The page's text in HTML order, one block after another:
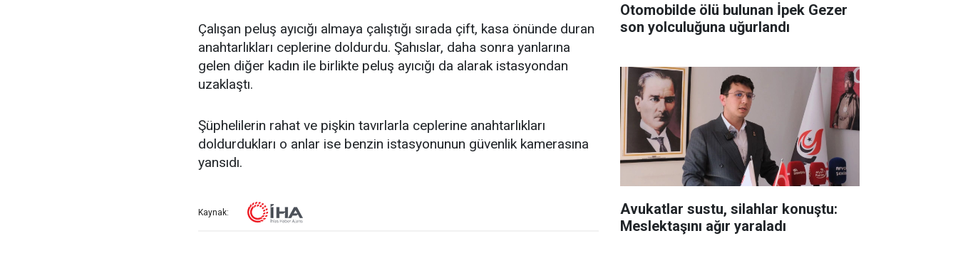
Çalışan peluş ayıcığı almaya çalıştığı sırada çift, kasa önünde duran
anahtarlıkları ceplerine doldurdu. Şahıslar, daha sonra yanlarına
gelen diğer kadın ile birlikte peluş ayıcığı da alarak istasyondan
uzaklaştı.
Şüphelilerin rahat ve pişkin tavırlarla ceplerine anahtarlıkları
doldurdukları o anlar ise benzin istasyonunun güvenlik kamerasına
yansıdı.
Kaynak:
Otomobilde ölü bulunan İpek Gezer
son yolculuğuna uğurlandı
Avukatlar sustu, silahlar konuştu:
Meslektaşını ağır yaraladı